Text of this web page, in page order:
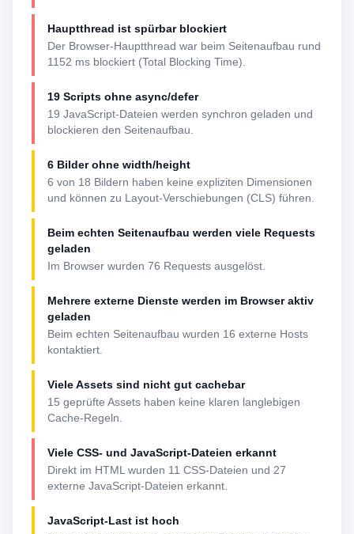
Hauptthread ist spürbar blockiert
Der Browser-Hauptthread war beim Seitenaufbau rund
1152 ms blockiert (Total Blocking Time).
19 Scripts ohne async/defer
19 JavaScript-Dateien werden synchron geladen und
blockieren den Seitenaufbau.
6 Bilder ohne width/height
6 von 18 Bildern haben keine expliziten Dimensionen
und können zu Layout-Verschiebungen (CLS) führen.
Beim echten Seitenaufbau werden viele Requests
geladen
Im Browser wurden 76 Requests ausgelöst.
Mehrere externe Dienste werden im Browser aktiv
geladen
Beim echten Seitenaufbau wurden 16 externe Hosts
kontaktiert.
Viele Assets sind nicht gut cachebar
15 geprüfte Assets haben keine klaren langlebigen
Cache-Regeln.
Viele CSS- und JavaScript-Dateien erkannt
Direkt im HTML wurden 11 CSS-Dateien und 27
externe JavaScript-Dateien erkannt.
JavaScript-Last ist hoch